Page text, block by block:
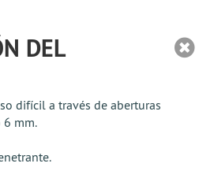
DEL
difícil a través de aberturas
6 mm.